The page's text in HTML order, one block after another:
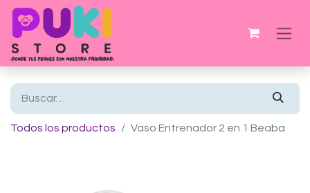
Todos los productos Vaso Entrenador 2 en 1 Beaba